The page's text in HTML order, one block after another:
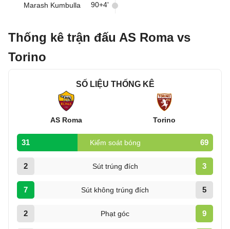
Marash Kumbulla 90+4'
Thống kê trận đấu AS Roma vs
Torino
SỐ LIỆU THỐNG KÊ
AS Roma Torino
31 Kiểm soát bóng 69
2 Sút trúng đích 3
7 Sút không trúng đích 5
2 Phạt góc 9